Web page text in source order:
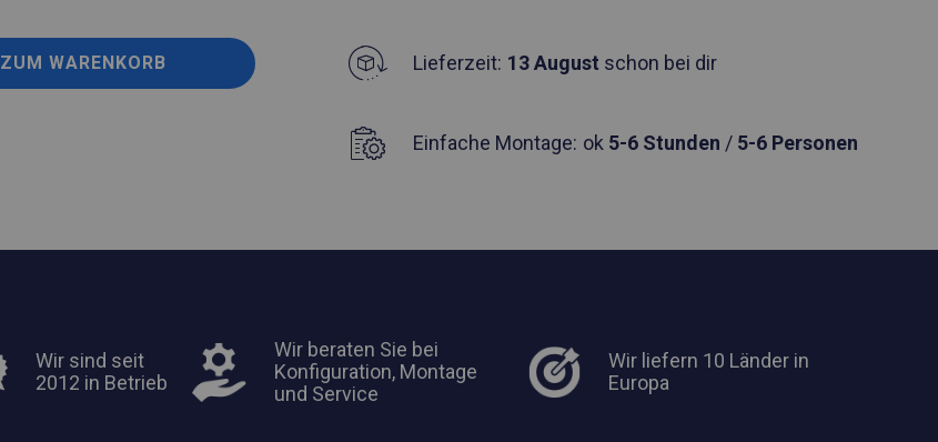
ZUM WARENKORB Lieferzeit: 13 August schon bei dir
Einfache Montage: ok 5-6 Stunden / 5-6 Personen
Wir sind seit
2012 in Betrieb
Wir beraten Sie bei
Konfiguration, Montage
und Service
Wir liefern 10 Länder in
Europa